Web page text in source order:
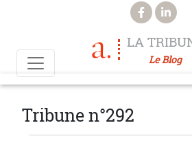
Aller au contenu principal
LA
Le Blog
Tribune n°292